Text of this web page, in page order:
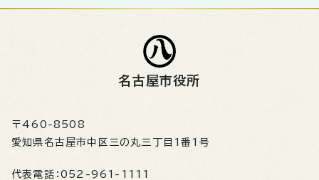
名古屋市役所
〒460-8508
愛知県名古屋市中区三の丸三丁目1番1号
代表電話： 052-961-1111